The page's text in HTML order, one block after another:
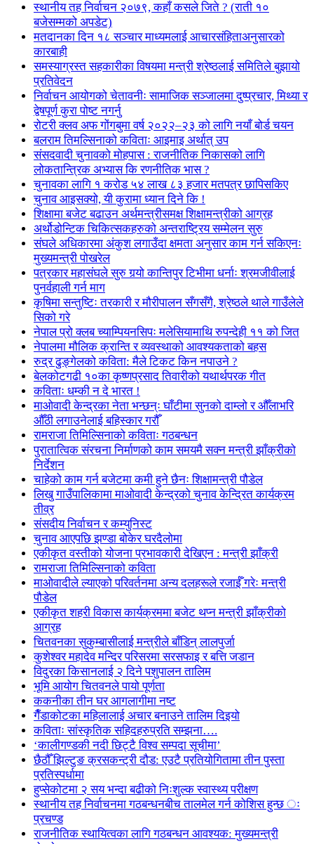
स्थानीय तह निर्वाचन २०७९, कहाँ कसले जिते ? (राती १०
बजेसम्मको अपडेट)
मतदानका दिन १८ सञ्चार माध्यमलाई आचारसंहिताअनुसारको
कारबाही
समस्याग्रस्त सहकारीका विषयमा मन्त्री श्रेष्ठलाई समितिले बुझायो
प्रतिवेदन
निर्वाचन आयोगको चेतावनीः सामाजिक सञ्जालमा दुष्प्रचार, मिथ्या र
द्वेषपूर्ण कुरा पोष्ट नगर्नु
रोटरी क्लव अफ गोंगबुमा वर्ष २०२२–२३ को लागि नयाँ बोर्ड चयन
बलराम तिमल्सिनाको कविताः आइमाइ अर्थात् उप
संसदवादी चुनावको मोहपास : राजनीतिक निकासको लागि
लोकतान्त्रिक अभ्यास कि रणनीतिक भास ?
चुनावका लागि १ करोड ५४ लाख ८३ हजार मतपत्र छापिसकिए
चुनाव आइसक्यो, यी कुरामा ध्यान दिने कि !
शिक्षामा बजेट बढाउन अर्थमन्त्रीसमक्ष शिक्षामन्त्रीको आग्रह
अर्थोडोन्टिक चिकित्सकहरुको अन्तराष्ट्रिय सम्मेलन सुरु
संघले अधिकारमा अंकुश लगाउँदा क्षमता अनुसार काम गर्न सकिएनः
मुख्यमन्त्री पोखरेल
पत्रकार महासंघले सुरु गर्‍यो कान्तिपुर टिभीमा धर्नाः श्रमजीवीलाई
पुनर्वहाली गर्न माग
कृषिमा सन्तुष्टिः तरकारी र मौरीपालन सँगसँगै, श्रेष्ठले थाले गाउँलेले
सिको गरे
नेपाल प्रो क्लब च्याम्पियनसिपः मलेसियामाथि रुपन्देही ११ को जित
नेपालमा मौलिक क्रान्ति र व्यवस्थाको आवश्यकताको बहस
रुद्र ढुङ्गेलको कविता: मैले टिकट किन नपाउने ?
बेलकोटगढी १०का कृष्णप्रसाद तिवारीको यथार्थपरक गीत
कविताः धम्की न दे भारत !
माओवादी केन्द्रका नेता भन्छन्ः घाँटीमा सुनको दाम्लो र औँलाभरि
औँठी लगाउनेलाई बहिस्कार गरौँ
रामराजा तिमिल्सिनाको कविताः गठबन्धन
पुरातात्विक संरचना निर्माणको काम समयमै सक्न मन्त्री झाँक्रीको
निर्देशन
चाहेको काम गर्न बजेटमा कमी हुने छैनः शिक्षामन्त्री पौडेल
लिखु गाउँपालिकामा माओवादी केन्द्रको चुनाव केन्द्रित कार्यक्रम
तीव्र
संसदीय निर्वाचन र कम्युनिस्ट
चुनाव आएपछि झण्डा बोकेर घरदैलोमा
एकीकृत वस्तीको योजना प्रभावकारी देखिएन : मन्त्री झाँक्री
रामराजा तिमिल्सिनाको कविता
माओवादीले ल्याएको परिवर्तनमा अन्य दलहरूले रजाईँ गरेः मन्त्री
पौडेल
एकीकृत शहरी विकास कार्यक्रममा बजेट थप्न मन्त्री झाँक्रीको
आग्रह
चितवनका सुकुम्बासीलाई मन्त्रीले बाँडिन् लालपुर्जा
कुशेश्वर महादेव मन्दिर परिसरमा सरसफाइ र बत्ति जडान
विदुरका किसानलाई २ दिने पशुपालन तालिम
भूमि आयोग चितवनले पायो पूर्णता
ककनीका तीन घर आगलागीमा नष्ट
गैँडाकोटका महिलालाई अचार बनाउने तालिम दिइयो
कविताः सांस्कृतिक सहिदहरुप्रति सम्झना….
‘कालीगण्डकी नदी छिट्टै विश्व सम्पदा सूचीमा’
छैठौँ झिल्टुङ क्रसकन्ट्री दौड: एउटै प्रतियोगितामा तीन पुस्ता
प्रतिस्पर्धामा
हुप्सेकोटमा २ सय भन्दा बढीको निःशुल्क स्वास्थ्य परीक्षण
स्थानीय तह निर्वाचनमा गठबन्धनबीच तालमेल गर्न कोशिस हुन्छ ः
प्रचण्ड
राजनीतिक स्थायित्वका लागि गठबन्धन आवश्यक: मुख्यमन्त्री